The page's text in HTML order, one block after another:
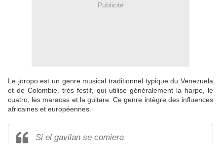
Publicité
Le joropo est un genre musical traditionnel typique du Venezuela
et de Colombie. très festif, qui utilise généralement la harpe, le
cuatro, les maracas et la guitare. Ce genre intègre des influences
africaines et européennes.
Si el gavilan se comiera